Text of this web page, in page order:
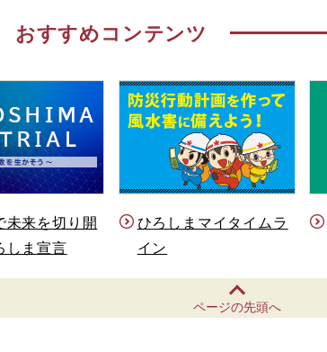
おすすめコンテンツ
未来を切り開
しま宣言
ひろしまマイタイムラ
イン
ページの先頭へ